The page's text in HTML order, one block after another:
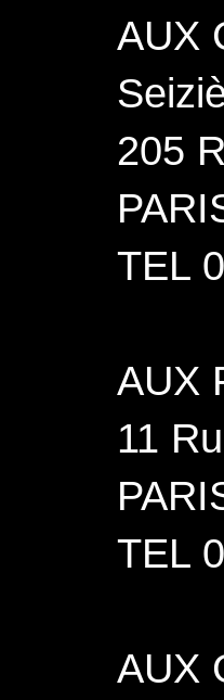
AUX
205
TEL
AUX
11
TEL
AUX